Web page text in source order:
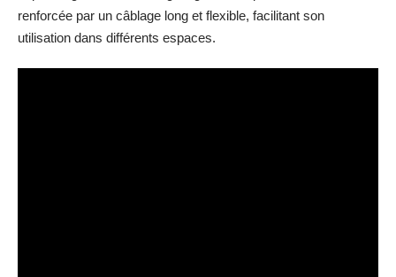
renforcée par un câblage long et flexible, facilitant son
utilisation dans différents espaces.